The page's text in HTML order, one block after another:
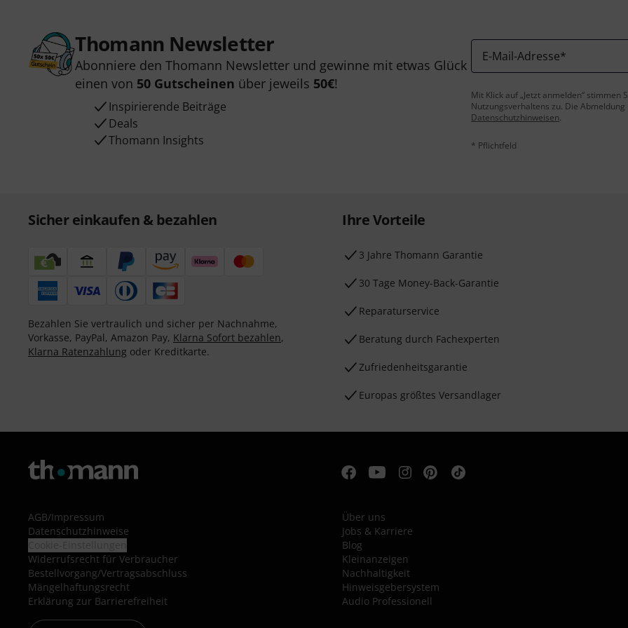
Thomann Newsletter
Abonniere den Thomann Newsletter und gewinne mit etwas Glück
einen von 50 Gutscheinen über jeweils 50€!
Inspirierende Beiträge
Deals
Thomann Insights
E-Mail-Adresse*
Mit Klick auf „Jetzt anmelden“
Nutzungsverhaltens zu. Die
Datenschutzhinweisen.
* Pflichtfeld
Sicher einkaufen & bezahlen
Bezahlen Sie vertraulich und sicher per Nachnahme,
Vorkasse, PayPal, Amazon Pay, Klarna Sofort bezahlen,
Klarna Ratenzahlung oder Kreditkarte.
Ihre Vorteile
3 Jahre Thomann Garantie
30 Tage Money-Back-Garantie
Reparaturservice
Beratung durch Fachexperten
Zufriedenheitsgarantie
Europas größtes Versandlager
AGB/Impressum
Datenschutzhinweise
Widerrufsrecht für Verbraucher
Bestellvorgang/Vertragsabschluss
Mängelhaftungsrecht
Erklärung zur Barrierefreiheit
Über uns
Jobs & Karriere
Blog
Kleinanzeigen
Nachhaltigkeit
Hinweisgebersystem
Audio Professionell